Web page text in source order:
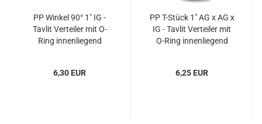
PP Winkel 90° 1" IG -
Tavlit Verteiler mit O-
Ring innenliegend
6,30 EUR
PP T-Stück 1" AG x AG x
IG - Tavlit Verteiler mit
O-Ring innenliegend
6,25 EUR